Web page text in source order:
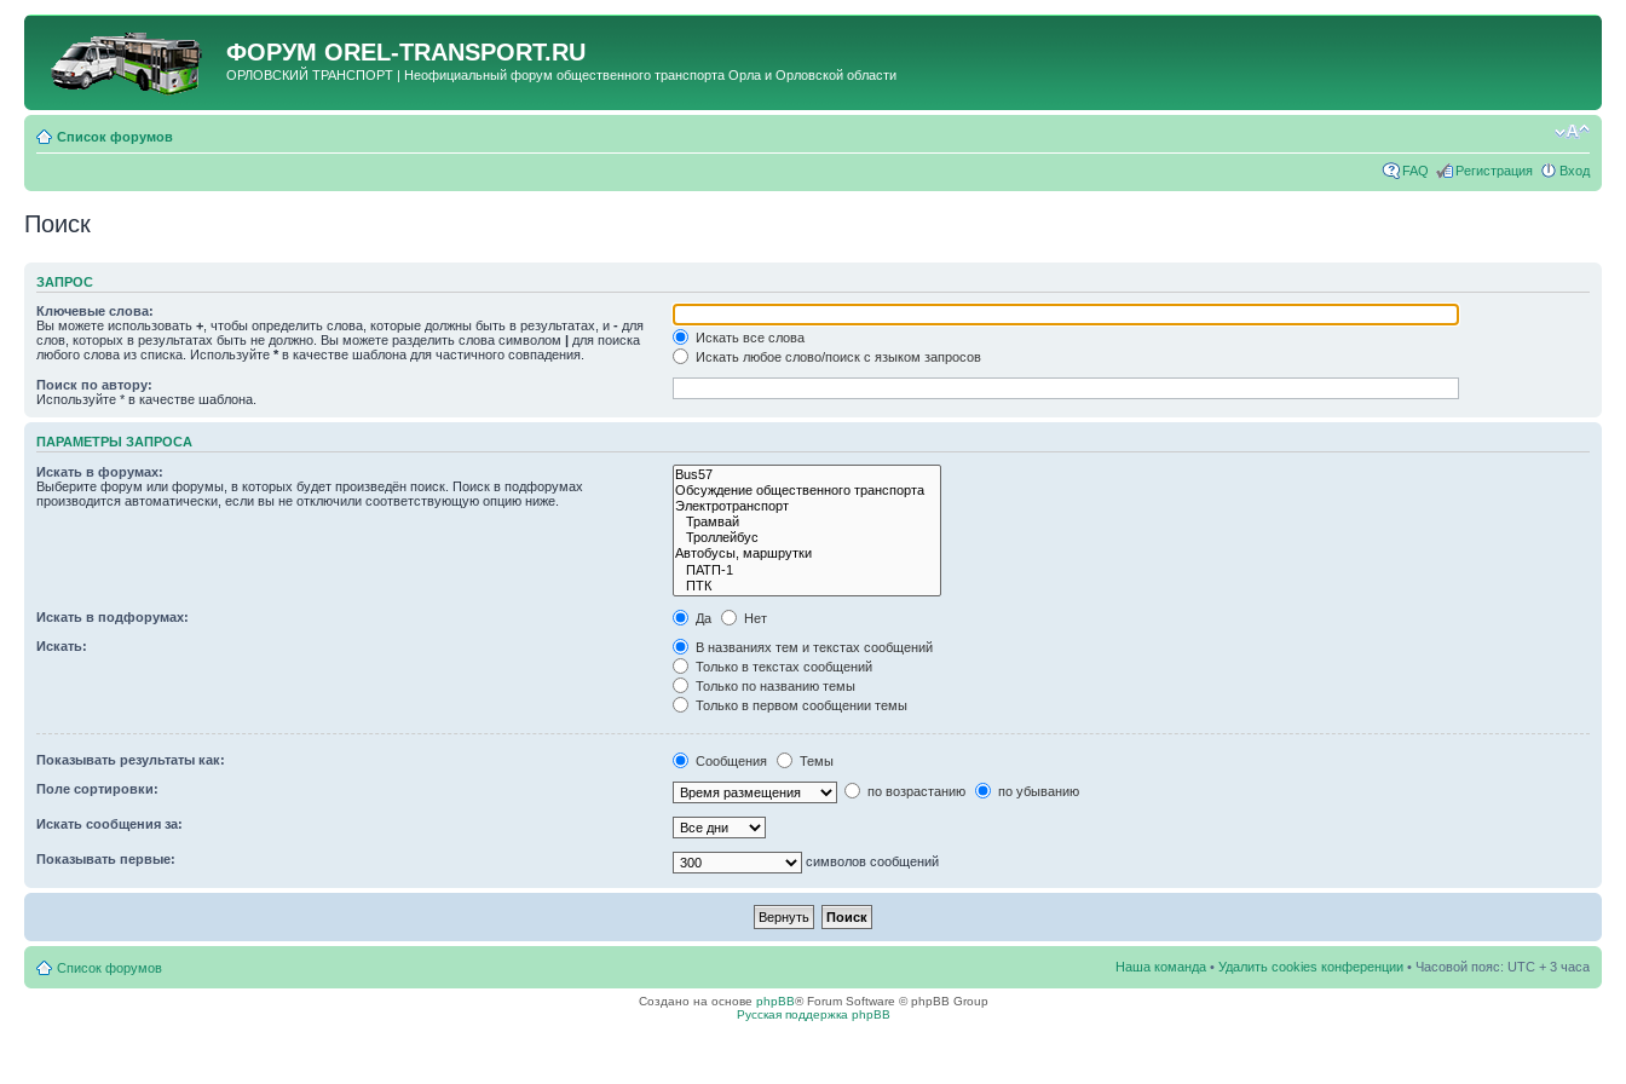
ФОРУМ OREL-TRANSPORT.RU
ОРЛОВСКИЙ ТРАНСПОРТ | Неофициальный форум общественного транспорта Орла и Орловской области
Список форумов
FAQ Регистрация Вход
Поиск
ЗАПРОС
Ключевые слова:
Вы можете использовать + , чтобы определить слова, которые должны быть в результатах, и - для
слов, которых в результатах быть не должно. Вы можете разделить слова символом | для поиска
любого слова из списка. Используйте * в качестве шаблона для частичного совпадения.
Искать все слова
Искать любое слово/поиск с языком запросов
Поиск по автору:
Используйте * в качестве шаблона.
ПАРАМЕТРЫ ЗАПРОСА
Искать в форумах:
Выберите форум или форумы, в которых будет произведён поиск. Поиск в подфорумах
производится автоматически, если вы не отключили соответствующую опцию ниже.
Искать в подфорумах: Да
Нет
Искать:
В названиях тем и текстах сообщений
Только в текстах сообщений
Только по названию темы
Только в первом сообщении темы
Показывать результаты как: Сообщения
Темы
Поле сортировки:
по возрастанию по убыванию
Искать сообщения за:
Показывать первые: символов сообщений
Список форумов Наша команда • Удалить cookies конференции • Часовой пояс: UTC + 3 часа
Создано на основе phpBB® Forum Software © phpBB Group
Русская поддержка phpBB